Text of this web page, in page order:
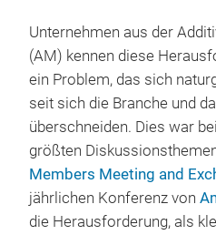
Unternehmen aus der
(AM) kennen diese
ein Problem, das sich
seit sich die Branche und
überschneiden. Dies war
größten
Members Meeting and
jährlichen Konferenz von
die Herausforderung, als